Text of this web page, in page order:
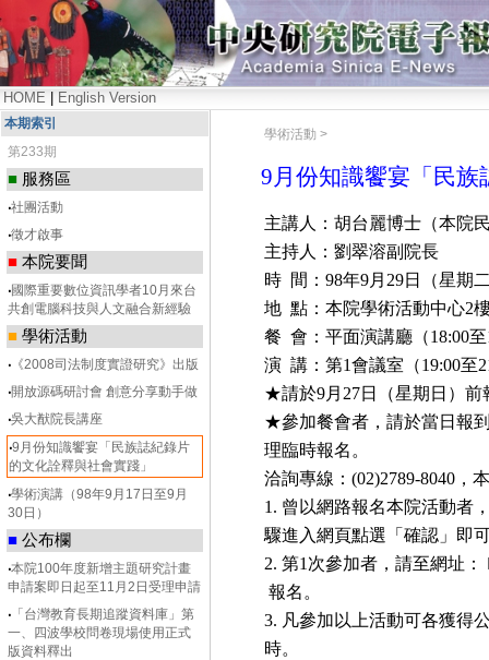
HOME English Version
本期索引
第233期
■ 服務區
‧社團活動
‧徵才啟事
■ 本院要聞
‧國際重要數位資訊學者10月來台
共創電腦科技與人文融合新經驗
■ 學術活動
‧ 《2008司法制度實證研究》出版
‧開放源碼研討會 創意分享動手做
‧吳大猷院長講座
‧9月份知識饗宴「民族誌紀錄片
的文化詮釋與社會實踐」
‧學術演講（98年9月17日至9月
30日）
■ 公布欄
‧本院100年度新增主題研究計畫
申請案即日起至11月2日受理申請
‧ 「台灣教育長期追蹤資料庫」第
一、四波學校問卷現場使用正式
版資料釋出
學術活動 >
9月份知識饗宴「民
主講人： 胡台麗博士（本院
主持人：劉翠溶副院長
時 間： 98年9月 29日
（星期
地 點：本院學術活動中心2
餐 會：平面演講廳（18:00至
演 講：第1會議室（19:00至
★請於9月 27日
（星期日）
★參加餐會者，請於當日報
理臨時報名。
洽詢專線： (02)2789-8040 ，
1. 曾以網路報名本院活動者
驟進入網頁點選「確認」即
2. 第1 次參加者，請至網址：
報名。
3. 凡參加以上活動可各獲得
時。